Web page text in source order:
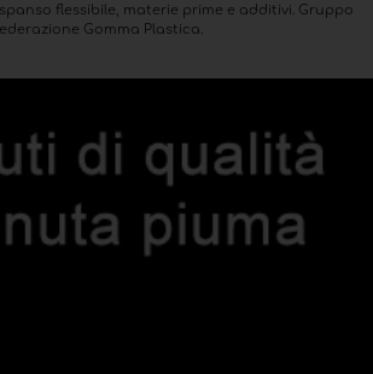
flessibile, materie prime e additivi. Gruppo
Gomma Plastica.